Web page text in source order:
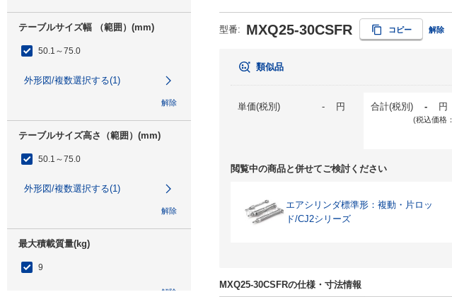
テーブルサイズ幅 （範囲）(mm)
50.1～75.0
外形図/複数選択する(1)
解除
テーブルサイズ高さ（範囲）(mm)
50.1～75.0
外形図/複数選択する(1)
解除
最大積載質量(kg)
9
解除
型番: MXQ25-30CSFR コピー 解除
類似品
単価(税別) - 円 合計(税別) - 円
(税込価格：
閲覧中の商品と併せてご検討ください
エアシリンダ標準形：複動・片ロッ
ド/CJ2シリーズ
MXQ25-30CSFRの仕様・寸法情報